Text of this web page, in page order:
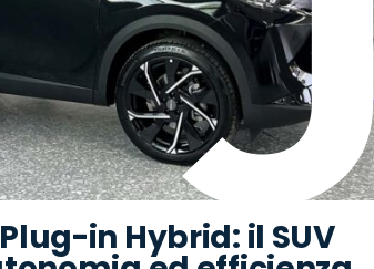
in Hybrid: il SUV